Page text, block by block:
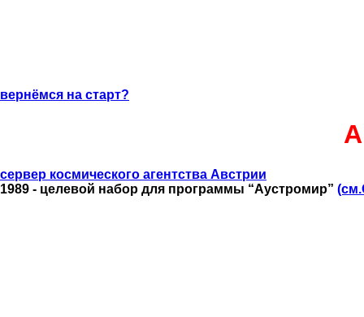
вернёмся на старт?
сервер космического агентства Австрии
1989 - целевой набор для программы “Аустромир”